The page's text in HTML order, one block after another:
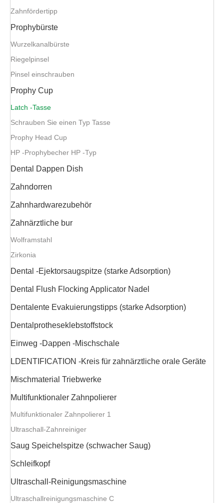
Zahnfördertipp
Prophybürste
Wurzelkanalbürste
Riegelpinsel
Pinsel einschrauben
Prophy Cup
Latch -Tasse
Schrauben Sie einen Typ Tasse
Prophy Head Cup
HP -Prophybecher HP -Typ
Dental Dappen Dish
Zahndorren
Zahnhardwarezubehör
Zahnärztliche bur
Wolframstahl
Zirkonia
Dental -Ejektorsaugspitze (starke Adsorption)
Dental Flush Flocking Applicator Nadel
Dentalente Evakuierungstipps (starke Adsorption)
Dentalprotheseklebstoffstock
Einweg -Dappen -Mischschale
LDENTIFICATION -Kreis für zahnärztliche orale Geräte
Mischmaterial Triebwerke
Multifunktionaler Zahnpolierer
Multifunktionaler Zahnpolierer 1
Ultraschall-Zahnreiniger
Saug Speichelspitze (schwacher Saug)
Schleifkopf
Ultraschall-Reinigungsmaschine
Ultraschallreinigungsmaschine C